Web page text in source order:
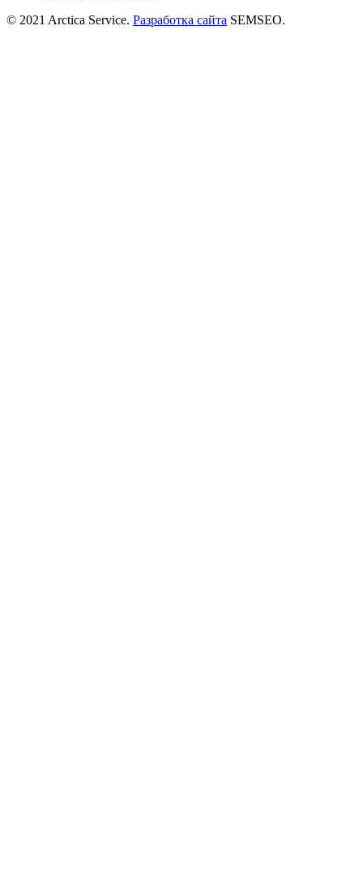
© 2021 Arctica Service. Разработка сайта SEMSEO.